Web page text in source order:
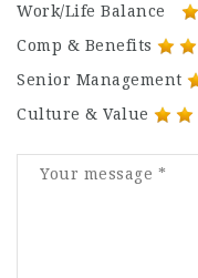
Work/Life Balance
Comp & Benefits
Senior Management
Culture & Value